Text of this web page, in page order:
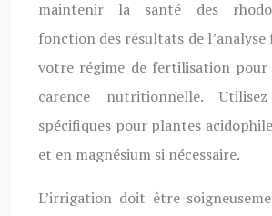
maintenir la santé des
fonction des résultats de l’analyse
votre régime de fertilisation
carence nutritionnelle.
spécifiques pour plantes
et en magnésium si nécessaire.
L’irrigation doit être